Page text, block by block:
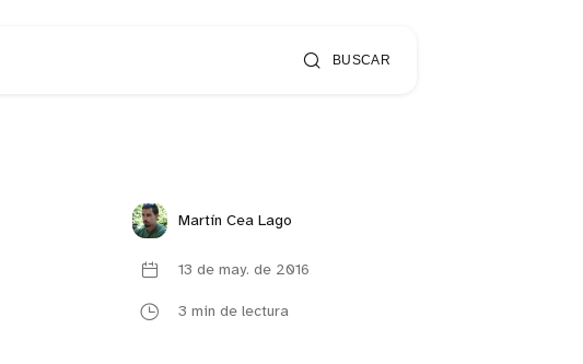
BUSCAR
Martín Cea Lago
13 de may. de 2016
3 min de lectura